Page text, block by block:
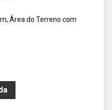
Área do Terreno com